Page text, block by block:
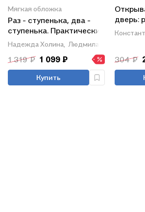
Мягкая обложка
Раз - ступенька, два -
ступенька. Практический
курс математики для
дошкольников.
Методические
рекомендации
Надежда Холина, Людмила Петерсон
1 319 ₽ 1 099 ₽
Купить
дверь:
для
304 ₽